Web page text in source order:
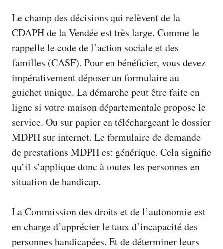
Le champ des décisions qui relèvent de la
CDAPH de la Vendée est très large. Comme le
rappelle le code de l’action sociale et des
familles (CASF). Pour en bénéficier, vous devez
impérativement déposer un formulaire au
guichet unique. La démarche peut être faite en
ligne si votre maison départementale propose le
service. Ou sur papier entéléchargeant le dossier
MDPH sur internet. Le formulaire de demande
de prestations MDPH est générique. Cela signifie
qu’il s’applique donc à toutes les personnes en
situation de handicap.
La Commission des droits et de l’autonomie est
en charge d’apprécier le taux d’incapacité des
personnes handicapées. Et de déterminer leurs